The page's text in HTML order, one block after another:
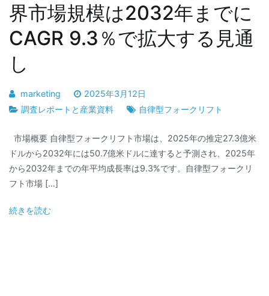
界市場規模は2032年までに
CAGR 9.3％で拡大する見通
し
marketing
2025年3月12日
調査レポートと産業資料
自律型フォークリフト
市場概要 自律型フォークリフト市場は、2025年の推定27.3億米
ドルから2032年には50.7億米ドルに達すると予測され、2025年
から2032年までの年平均成長率は9.3%です。自律型フォークリ
フト市場 […]
続きを読む